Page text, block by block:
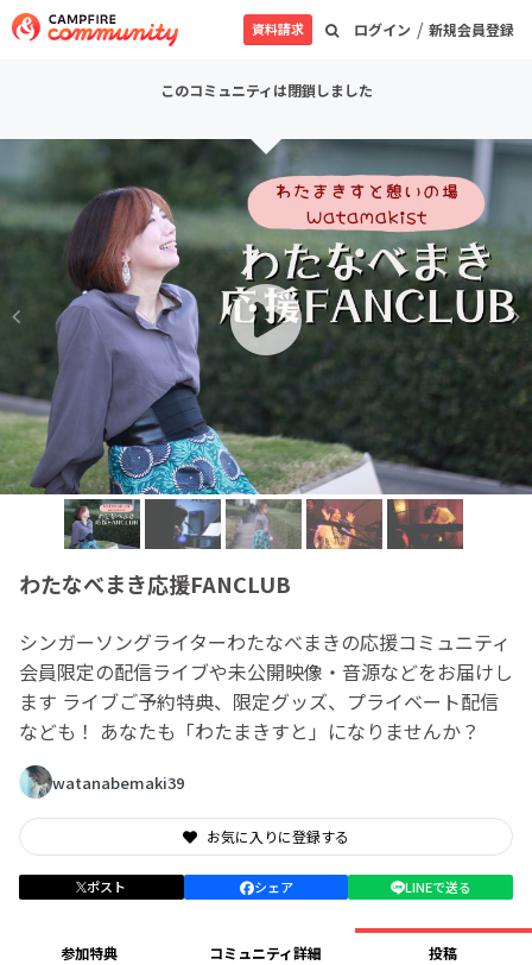
ログイン / 新規会員登録
資料請求
このコミュニティは閉鎖しました
わたなべまき応援FANCLUB
シンガーソングライターわたなべまきの応援コミュニティ
会員限定の配信ライブや未公開映像・音源などをお届けし
ます ライブご予約特典、限定グッズ、プライベート配信
なども！ あなたも「わたまきすと」になりませんか？
watanabemaki39
お気に入りに登録する
ポスト シェア LINEで送る
参加特典 コミュニティ詳細 投稿